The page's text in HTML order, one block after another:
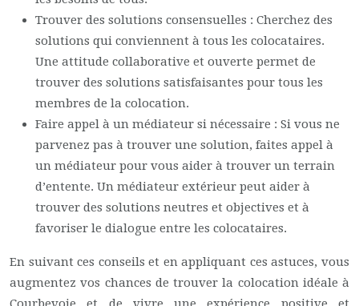
Trouver des solutions consensuelles : Cherchez des
solutions qui conviennent à tous les colocataires.
Une attitude collaborative et ouverte permet de
trouver des solutions satisfaisantes pour tous les
membres de la colocation.
Faire appel à un médiateur si nécessaire : Si vous ne
parvenez pas à trouver une solution, faites appel à
un médiateur pour vous aider à trouver un terrain
d’entente. Un médiateur extérieur peut aider à
trouver des solutions neutres et objectives et à
favoriser le dialogue entre les colocataires.
En suivant ces conseils et en appliquant ces astuces, vous
augmentez vos chances de trouver la colocation idéale à